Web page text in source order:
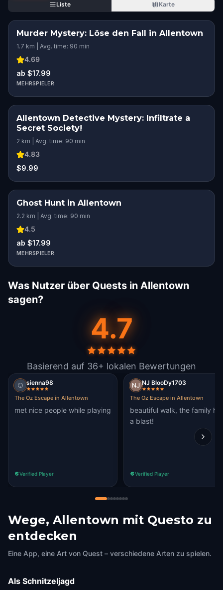
Liste
Karte
Murder Mystery: Löse den Fall in Allentown
1.7 km | Avg. time: 90 min
4.69
ab $17.99
MEHRSPIELER
Allentown Detective Mystery: Infiltrate a
Secret Society!
2 km | Avg. time: 90 min
4.83
$9.99
Ghost Hunt in Allentown
2.2 km | Avg. time: 90 min
4.5
ab $17.99
MEHRSPIELER
Was Nutzer über Quests in Allentown
sagen?
4.7
Basierend auf 36+ lokalen Bewertungen
sienna98
The Oz Escape in Allentown
met nice people while playing
Verified Player
NJ BlooDy1703
The Oz Escape in Allentown
beautiful walk, the family
a blast!
Verified Player
Wege, Allentown mit Questo zu
entdecken
Eine App, eine Art von Quest – verschiedene Arten zu spielen.
Als Schnitzeljagd